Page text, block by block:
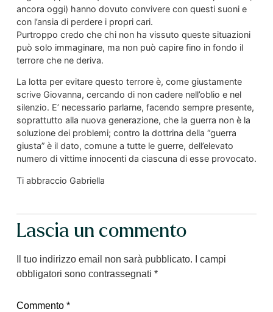
ancora oggi) hanno dovuto convivere con questi suoni e
con l’ansia di perdere i propri cari.
Purtroppo credo che chi non ha vissuto queste situazioni
può solo immaginare, ma non può capire fino in fondo il
terrore che ne deriva.
La lotta per evitare questo terrore è, come giustamente
scrive Giovanna, cercando di non cadere nell’oblio e nel
silenzio. E’ necessario parlarne, facendo sempre presente,
soprattutto alla nuova generazione, che la guerra non è la
soluzione dei problemi; contro la dottrina della “guerra
giusta” è il dato, comune a tutte le guerre, dell’elevato
numero di vittime innocenti da ciascuna di esse provocato.
Ti abbraccio Gabriella
Lascia un commento
Il tuo indirizzo email non sarà pubblicato.
I campi
obbligatori sono contrassegnati *
Commento *